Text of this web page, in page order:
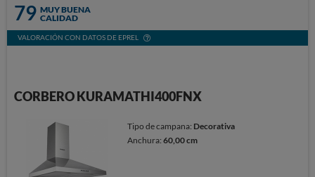
79 MUY BUENA
CALIDAD
VALORACIÓN CON DATOS DE EPREL
CORBERO KURAMATHI400FNX
Tipo de campana: Decorativa
Anchura:60,00 cm